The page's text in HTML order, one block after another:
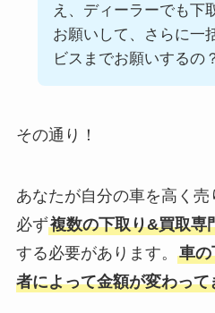
え、ディーラーでも下
お願いして、さらに一
ビスまでお願いするの
その通り！
あなたが自分の車を高く売
必ず複数の下取り&買取専
する必要があります。 車の
者によって金額が変わって